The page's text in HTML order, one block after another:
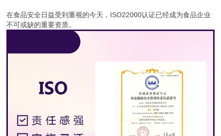
在食品安全日益受到重视的今天，ISO22000认证已经成为食品企业
不可或缺的重要资质。